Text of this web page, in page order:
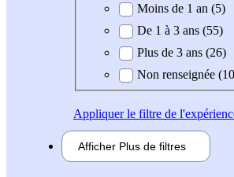
Expérience demandée
Moins de 1 an (5)
De 1 à 3 ans (55)
Plus de 3 ans (26)
Non renseignée
Appliquerle filtre de
Afficher Plus de filtres